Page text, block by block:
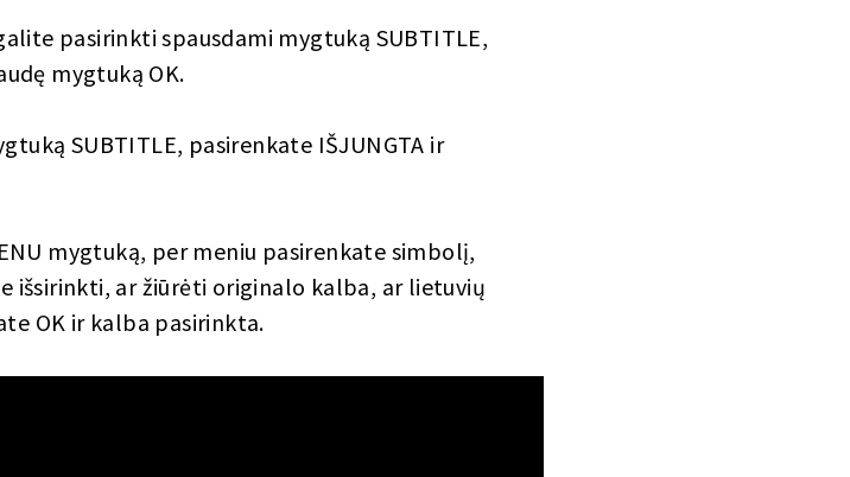
pasirinkti spausdami mygtuką SUBTITLE,
mygtuką OK.
SUBTITLE, pasirenkate IŠJUNGTA ir
mygtuką, per meniu pasirenkate simbolį,
išsirinkti, ar žiūrėti originalo kalba, ar lietuvių
OK ir kalba pasirinkta.